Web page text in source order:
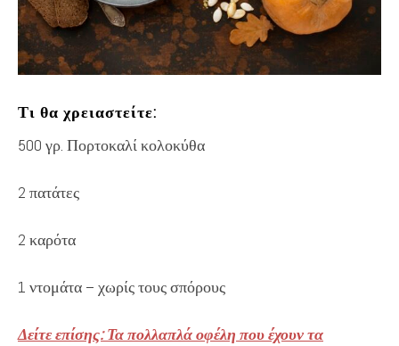
Τι θα χρειαστείτε:
500 γρ. Πορτοκαλί κολοκύθα
2 πατάτες
2 καρότα
1 ντομάτα – χωρίς τους σπόρους
Δείτε επίσης: Τα πολλαπλά οφέλη που έχουν τα